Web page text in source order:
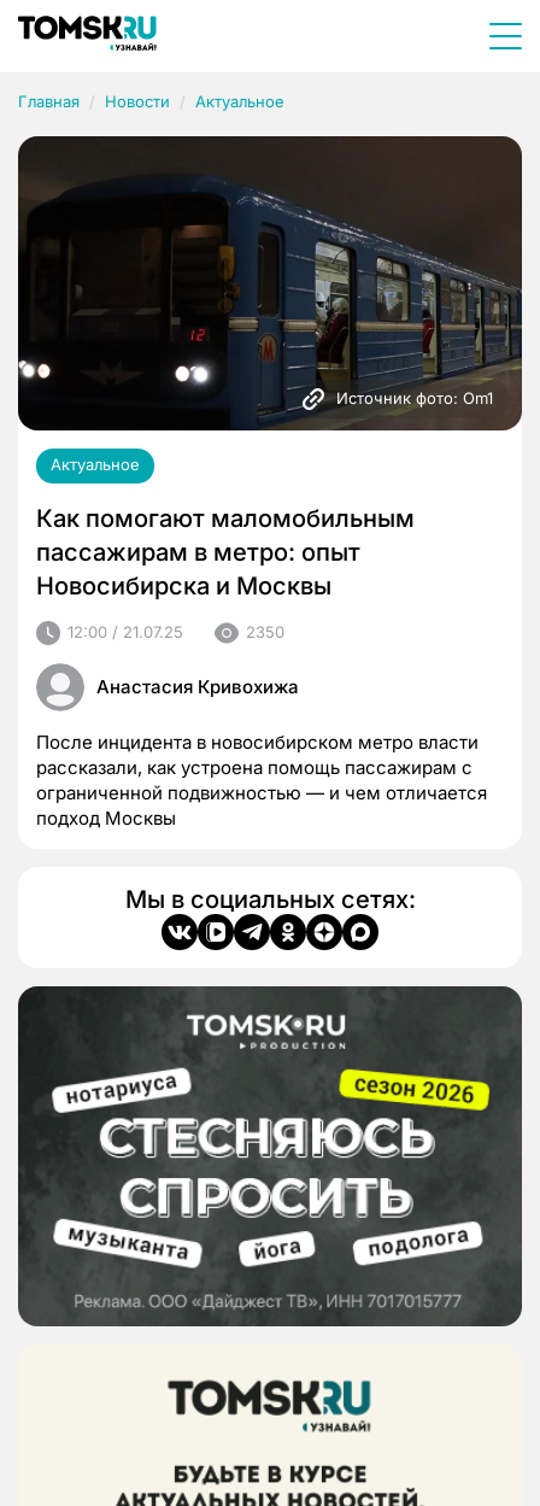
Главная Новости Актуальное
Источник фото: Om1
Актуальное
Как помогают маломобильным
пассажирам в метро: опыт
Новосибирска и Москвы
12:00 / 21.07.25 2350
Анастасия Кривохижа
После инцидента в новосибирском метро власти
рассказали, как устроена помощь пассажирам с
ограниченной подвижностью — и чем отличается
подход Москвы
Мы в социальных сетях: